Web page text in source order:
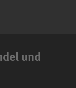
und